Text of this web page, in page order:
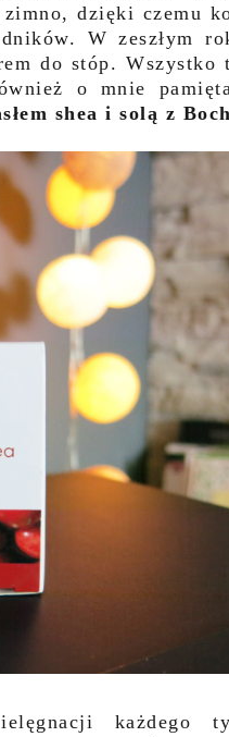
dzięki czemu
W zeszłym
do stóp. Wszystko
o mnie
shea i solą z
każdego